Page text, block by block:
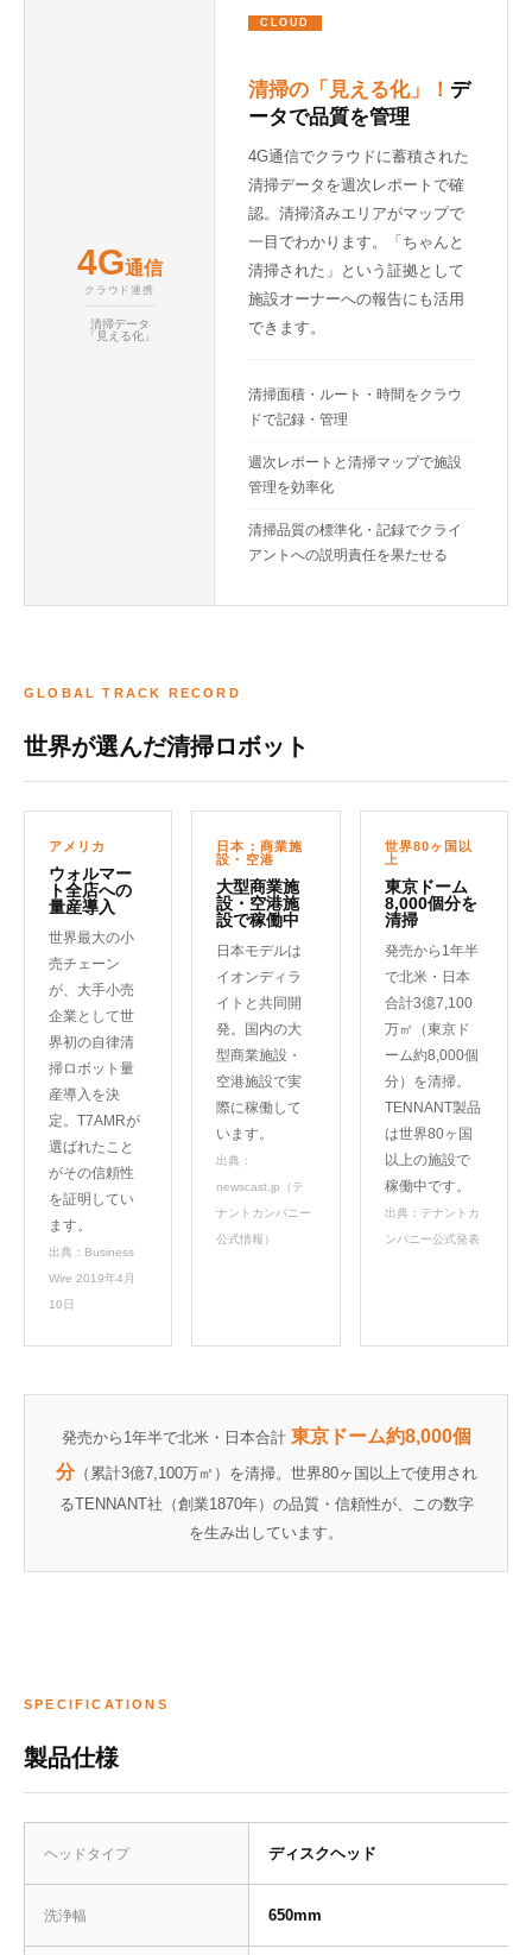
4G通信
クラウド連携
清掃データ
「見える化」
CLOUD
清掃の「見える化」！ デ
ータで品質を管理
4G通信でクラウドに蓄積された
清掃データを週次レポートで確
認。清掃済みエリアがマップで
一目でわかります。「ちゃんと
清掃された」という証拠として
施設オーナーへの報告にも活用
できます。
清掃面積・ルート・時間をクラウ
ドで記録・管理
週次レポートと清掃マップで施設
管理を効率化
清掃品質の標準化・記録でクライ
アントへの説明責任を果たせる
GLOBAL TRACK RECORD
世界が選んだ清掃ロボット
アメリカ
ウォルマー
ト全店への
量産導入
世界最大の小
売チェーン
が、大手小売
企業として世
界初の自律清
掃ロボット量
産導入を決
定。T7AMRが
選ばれたこと
がその信頼性
を証明してい
ます。
出典：Business
Wire 2019年4月
10日
日本：商業施
設・空港
大型商業施
設・空港施
設で稼働中
日本モデルは
イオンディラ
イトと共同開
発。国内の大
型商業施設・
空港施設で実
際に稼働して
います。
出典：
newscast.jp（テ
ナントカンパニー
公式情報）
世界80ヶ国以
上
東京ドーム
8,000個分を
清掃
発売から1年半
で北米・日本
合計3億7,100
万㎡（東京ド
ーム約8,000個
分）を清掃。
TENNANT製品
は世界80ヶ国
以上の施設で
稼働中です。
出典：テナントカ
ンパニー公式発表
発売から1年半で北米・日本合計 東京ドーム約8,000個
分（累計3億7,100万㎡）を清掃。世界80ヶ国以上で使用され
るTENNANT社（創業1870年）の品質・信頼性が、この数字
を生み出しています。
SPECIFICATIONS
製品仕様
ヘッドタイプ ディスクヘッド
洗浄幅 650mm